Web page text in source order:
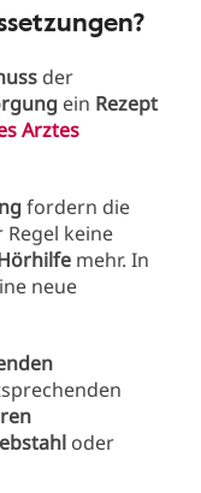
der
ein Rezept
Arztes
fordern die
Regel keine
mehr. In
neue
oder